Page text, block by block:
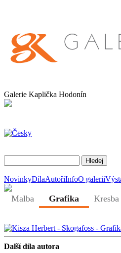
Galerie Kaplička Hodonín
NovinkyDílaAutořiInfoO galerii
Malba Grafika Kresba
Další díla autora